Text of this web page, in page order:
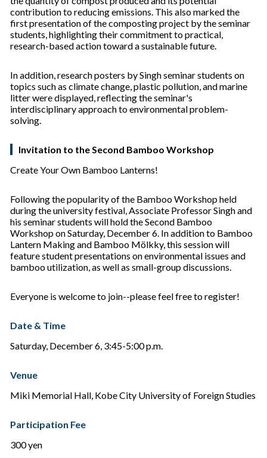
contribution to reducing emissions. This also marked the
first presentation of the composting project by the seminar
students, highlighting their commitment to practical,
research-based action toward a sustainable future.
In addition, research posters by Singh seminar students on
topics such as climate change, plastic pollution, and marine
litter were displayed, reflecting the seminar's
interdisciplinary approach to environmental problem-
solving.
Invitation to the Second Bamboo Workshop
Create Your Own Bamboo Lanterns!
Following the popularity of the Bamboo Workshop held
during the university festival, Associate Professor Singh and
his seminar students will hold the Second Bamboo
Workshop on Saturday, December 6. In addition to Bamboo
Lantern Making and Bamboo Mölkky, this session will
feature student presentations on environmental issues and
bamboo utilization, as well as small-group discussions.
Everyone is welcome to join--please feel free to register!
Date & Time
Saturday, December 6, 3:45-5:00 p.m.
Venue
Miki Memorial Hall, Kobe City University of Foreign Studies
Participation Fee
300 yen